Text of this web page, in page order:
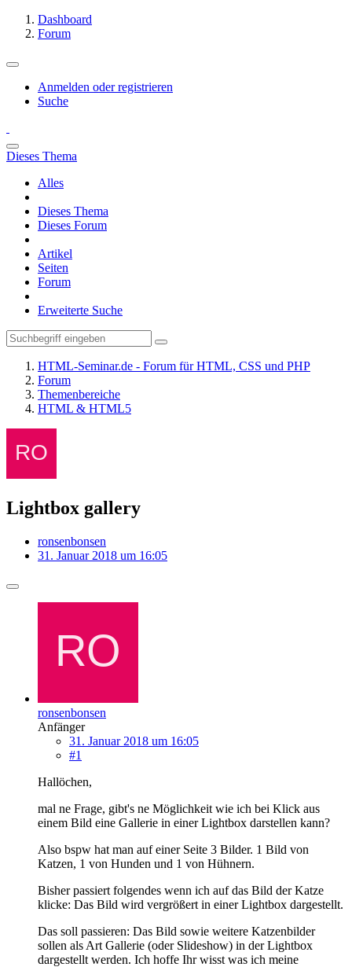
Dashboard
Forum
Anmelden oder registrieren
Suche
Dieses Thema
Alles
Dieses Thema
Dieses Forum
Artikel
Seiten
Forum
Erweiterte Suche
HTML-Seminar.de - Forum für HTML, CSS und PHP
Forum
Themenbereiche
HTML & HTML5
Lightbox gallery
ronsenbonsen
31. Januar 2018 um 16:05
ronsenbonsen
Anfänger
31. Januar 2018 um 16:05
#1
Hallöchen,
mal ne Frage, gibt's ne Möglichkeit wie ich bei Klick aus
einem Bild eine Gallerie in einer Lightbox darstellen kann?
Also bspw hat man auf einer Seite 3 Bilder. 1 Bild von
Katzen, 1 von Hunden und 1 von Hühnern.
Bisher passiert folgendes wenn ich auf das Bild der Katze
klicke: Das Bild wird vergrößert in einer Lightbox dargestellt.
Das soll passieren: Das Bild sowie weitere Katzenbilder
sollen als Art Gallerie (oder Slideshow) in der Lightbox
dargestellt werden. Ich hoffe Ihr wisst was ich meine